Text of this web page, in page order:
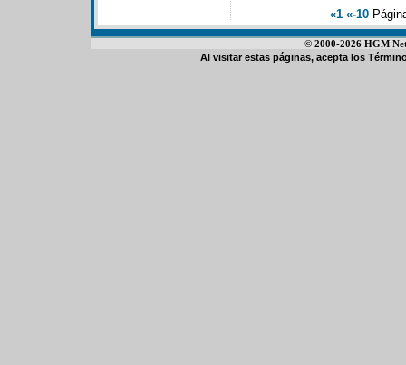
«1 «-10
© 2000-2026 HGM
Al visitar estas páginas, acepta los